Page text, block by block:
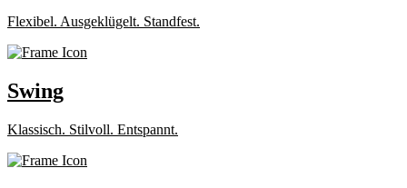
Flexibel. Ausgeklügelt. Standfest.
Swing
Klassisch. Stilvoll. Entspannt.